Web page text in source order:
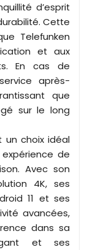
d’esprit
Cette
Telefunken
et aux
En cas de
après-
que
sur le long
un choix idéal
de
Avec son
4K, ses
11 et ses
avancées,
dans sa
et ses